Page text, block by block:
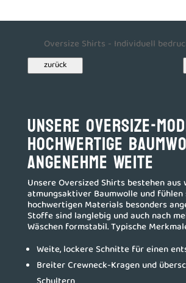
Oversize Shirts - Individuell
zurück
Unsere Oversize-
hochwertige
angenehme Weite
Unsere Oversized Shirts bestehen aus
atmungsaktiver Baumwolle und fühlen
hochwertigen Materials besonders
Stoffe sind langlebig und auch nach
Wäschen formstabil. Typische
Weite, lockere Schnitte für einen
Breiter Crewneck-Kragen und